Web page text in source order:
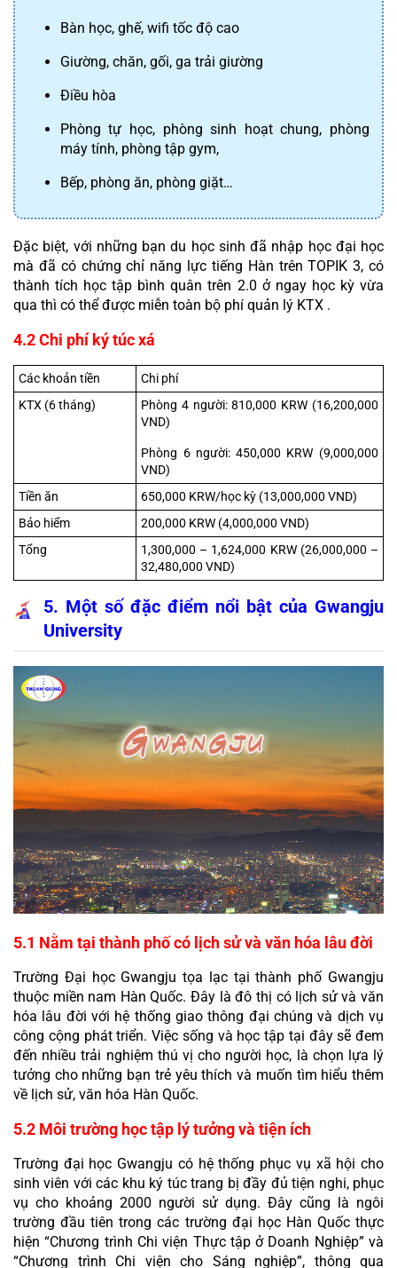
Bàn học, ghế, wifi tốc độ cao
Giường, chăn, gối, ga trải giường
Điều hòa
Phòng tự học, phòng sinh hoạt chung, phòng
máy tính, phòng tập gym,
Bếp, phòng ăn, phòng giặt…
Đặc biệt, với những bạn du học sinh đã nhập học đại học
mà đã có chứng chỉ năng lực tiếng Hàn trên TOPIK 3, có
thành tích học tập bình quân trên 2.0 ở ngay học kỳ vừa
qua thì có thể được miễn toàn bộ phí quản lý KTX .
4.2 Chi phí ký túc xá
Các khoản tiền
Chi phí
KTX (6 tháng)
Phòng 4 người: 810,000 KRW (16,200,000
VND)
Phòng 6 người: 450,000 KRW (9,000,000
VND)
Tiền ăn
650,000 KRW/học kỳ (13,000,000 VND)
Bảo hiểm
200,000 KRW (4,000,000 VND)
Tổng
1,300,000 – 1,624,000 KRW (26,000,000 –
32,480,000 VND)
5. Một số đặc điểm nổi bật của Gwangju
University
5.1 Nằm tại thành phố có lịch sử và văn hóa lâu đời
Trường Đại học Gwangju tọa lạc tại thành phố Gwangju
thuộc miền nam Hàn Quốc. Đây là đô thị có lịch sử và văn
hóa lâu đời với hệ thống giao thông đại chúng và dịch vụ
công cộng phát triển. Việc sống và học tập tại đây sẽ đem
đến nhiều trải nghiệm thú vị cho người học, là chọn lựa lý
tưởng cho những bạn trẻ yêu thích và muốn tìm hiểu thêm
về lịch sử, văn hóa Hàn Quốc.
5.2 Môi trường học tập lý tưởng và tiện ích
Trường đại học Gwangju có hệ thống phục vụ xã hội cho
sinh viên với các khu ký túc trang bị đầy đủ tiện nghi, phục
vụ cho khoảng 2000 người sử dụng. Đây cũng là ngôi
trường đầu tiên trong các trường đại học Hàn Quốc thực
hiện “Chương trình Chi viện Thực tập ở Doanh Nghiệp” và
“Chương trình Chi viện cho Sáng nghiệp”, thông qua